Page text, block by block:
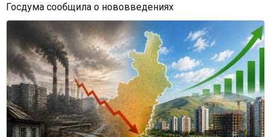
Госдума сообщила о нововведениях